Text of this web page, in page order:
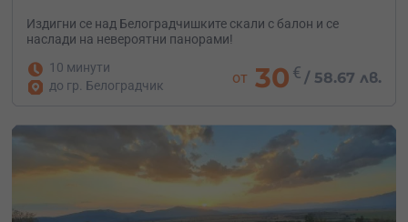
Издигни се над Белоградчишките скали с балон и се
наслади на невероятни панорами!
10 минути
до гр. Белоградчик
от 30 € / 58.67 лв.